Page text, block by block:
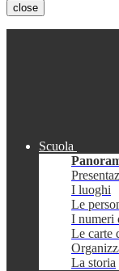
close
Scuola
I luoghi
Le
I numeri
Le carte
La storia